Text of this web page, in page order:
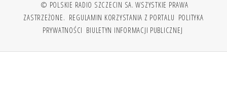
© POLSKIE RADIO SZCZECIN SA. WSZYSTKIE PRAWA
ZASTRZEŻONE. REGULAMIN KORZYSTANIA Z PORTALU POLITYKA
PRYWATNOŚCI BIULETYN INFORMACJI PUBLICZNEJ